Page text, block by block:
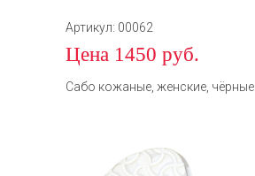
Артикул: 00062
Цена 1450 руб.
Сабо кожаные, женские, чёрные